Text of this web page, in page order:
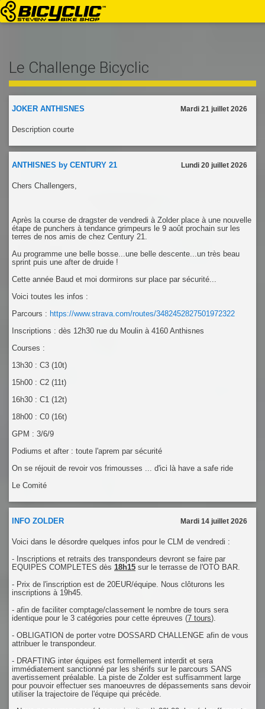
Le Challenge Bicyclic
JOKER ANTHISNES Mardi 21 juillet 2026
Description courte
ANTHISNES by CENTURY 21 Lundi 20 juillet 2026
Chers Challengers,
Après la course de dragster de vendredi à Zolder place à une nouvelle
étape de punchers à tendance grimpeurs le 9 août prochain sur les
terres de nos amis de chez Century 21.
Au programme une belle bosse...une belle descente...un très beau
sprint puis une after de druide !
Cette année Baud et moi dormirons sur place par sécurité...
Voici toutes les infos :
Parcours : https://www.strava.com/routes/3482452827501972322
Inscriptions : dès 12h30 rue du Moulin à 4160 Anthisnes
Courses :
13h30 : C3 (10t)
15h00 : C2 (11t)
16h30 : C1 (12t)
18h00 : C0 (16t)
GPM : 3/6/9
Podiums et after : toute l'aprem par sécurité
On se réjouit de revoir vos frimousses ... d'ici là have a safe ride
Le Comité
INFO ZOLDER Mardi 14 juillet 2026
Voici dans le désordre quelques infos pour le CLM de vendredi :
- Inscriptions et retraits des transpondeurs devront se faire par
EQUIPES COMPLETES dès 18h15 sur le terrasse de l'OTO BAR.
- Prix de l'inscription est de 20EUR/équipe. Nous clôturons les
inscriptions à 19h45.
- afin de faciliter comptage/classement le nombre de tours sera
identique pour le 3 catégories pour cette épreuves (7 tours).
- OBLIGATION de porter votre DOSSARD CHALLENGE afin de vous
attribuer le transpondeur.
- DRAFTING inter équipes est formellement interdit et sera
immédiatement sanctionné par les shérifs sur le parcours SANS
avertissement préalable. La piste de Zolder est suffisamment large
pour pouvoir effectuer ses manoeuvres de dépassements sans devoir
utiliser la trajectoire de l'équipe qui précède.